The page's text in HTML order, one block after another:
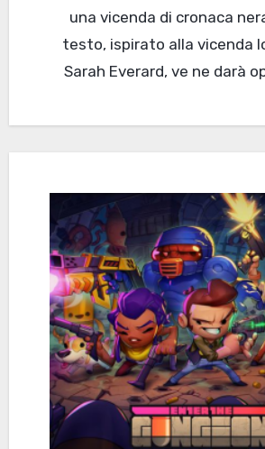
una vicenda di cronaca
testo, ispirato alla vicenda
Sarah Everard, ve ne darà